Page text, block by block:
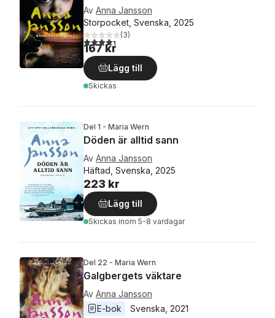
Av Anna Jansson
Storpocket, Svenska, 2025
4,3utav 5 stjärnor. Totalt antal röster:
(3)
167 kr
Lägg till
Skickas
Del 1 - Maria Wern
Döden är alltid sann
Av Anna Jansson
Häftad, Svenska, 2025
223 kr
Lägg till
Skickas inom 5-8 vardagar
Del 22 - Maria Wern
Galgbergets väktare
Av Anna Jansson
E-bok
Svenska 2021